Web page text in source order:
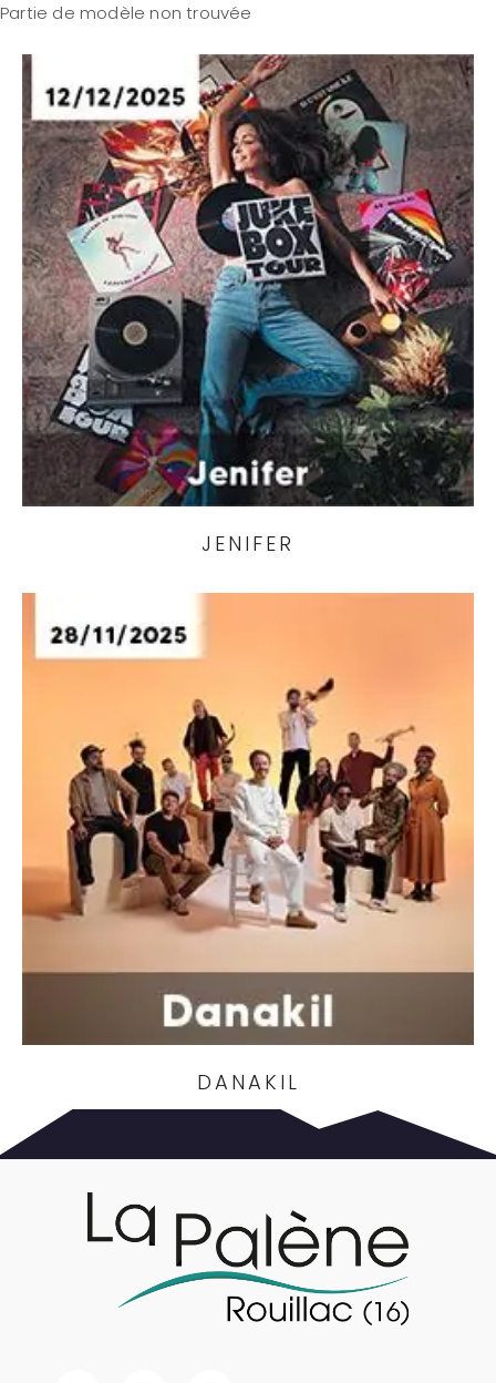
Partie de modèle non trouvée
JENIFER
DANAKIL